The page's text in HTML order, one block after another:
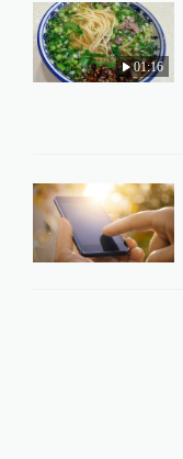
01:16